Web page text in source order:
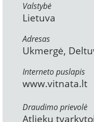
Valstybė
Lietuva
Adresas
Ukmergė,
Interneto puslapis
www.vitnata.lt
Draudimo prievolė
Atliekų